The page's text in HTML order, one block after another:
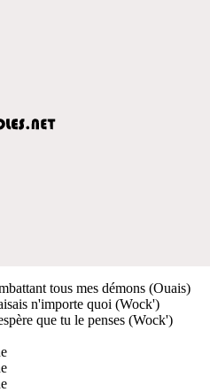
tous mes démons (Ouais)
n'importe quoi (Wock')
que tu le penses (Wock')